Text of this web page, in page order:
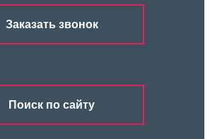
Заказать звонок
Поиск по сайту